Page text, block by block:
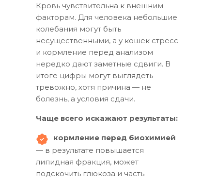
Кровь чувствительна к внешним
факторам. Для человека небольшие
колебания могут быть
несущественными, а у кошек стресс
и кормление перед анализом
нередко дают заметные сдвиги. В
итоге цифры могут выглядеть
тревожно, хотя причина — не
болезнь, а условия сдачи.
Чаще всего искажают результаты:
кормление перед биохимией
— в результате повышается
липидная фракция, может
подскочить глюкоза и часть